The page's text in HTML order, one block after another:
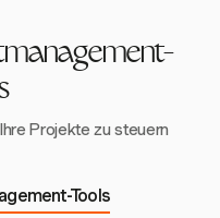
Projekte zu steuern
Tools